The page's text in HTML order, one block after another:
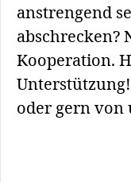
anstrengend
abschrecken?
Kooperation.
oder gern von